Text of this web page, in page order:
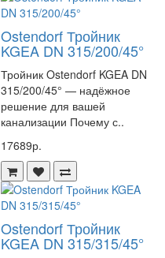
Ostendorf Тройник
KGEA DN 315/200/45°
Тройник Ostendorf KGEA DN
315/200/45° — надёжное
решение для вашей
канализации Почему с..
17689р.
Ostendorf Тройник
KGEA DN 315/315/45°